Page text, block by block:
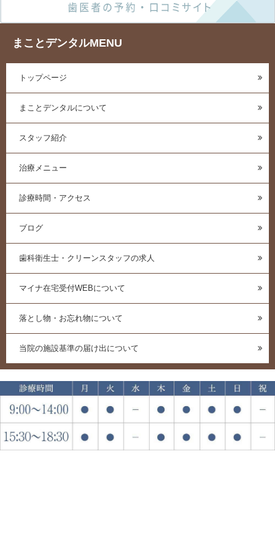
まことデンタルMENU
トップページ
まことデンタルについて
スタッフ紹介
治療メニュー
診療時間・アクセス
ブログ
歯科衛生士・クリーンスタッフの求人
マイナ在宅受付WEBについて
落とし物・お忘れ物について
当院の施設基準の届け出について